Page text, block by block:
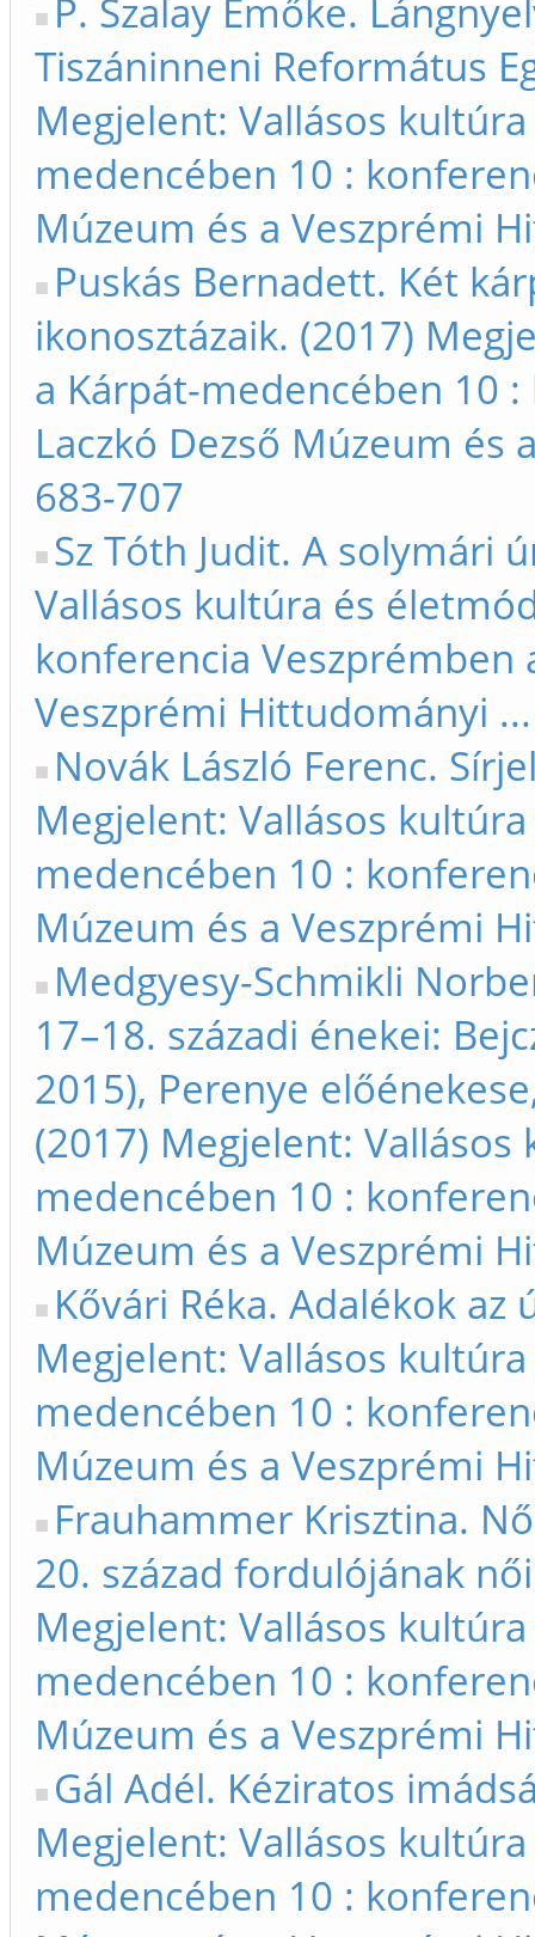
P. Szalay Emőke.
Tiszáninneni Református
Megjelent: Vallásos
medencében 10 :
Múzeum és a Veszprémi
Puskás Bernadett. Két
ikonosztázaik. (2017)
a Kárpát-medencében 10
Laczkó Dezső Múzeum
683-707
Sz Tóth Judit. A solymári
Vallásos kultúra és
konferencia Veszprémben
Veszprémi Hittudományi
Novák László Ferenc.
Megjelent: Vallásos
medencében 10 :
Múzeum és a Veszprémi
Medgyesy-Schmikli
17–18. századi énekei:
2015), Perenye
(2017) Megjelent:
medencében 10 :
Múzeum és a Veszprémi
Kővári Réka. Adalékok az
Megjelent: Vallásos
medencében 10 :
Múzeum és a Veszprémi
Frauhammer Krisztina.
20. század fordulójának
Megjelent: Vallásos
medencében 10 :
Múzeum és a Veszprémi
Gál Adél. Kéziratos
Megjelent: Vallásos
medencében 10 :